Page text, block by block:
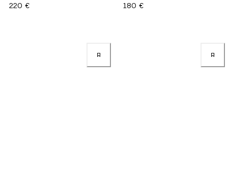
220 € 180 €